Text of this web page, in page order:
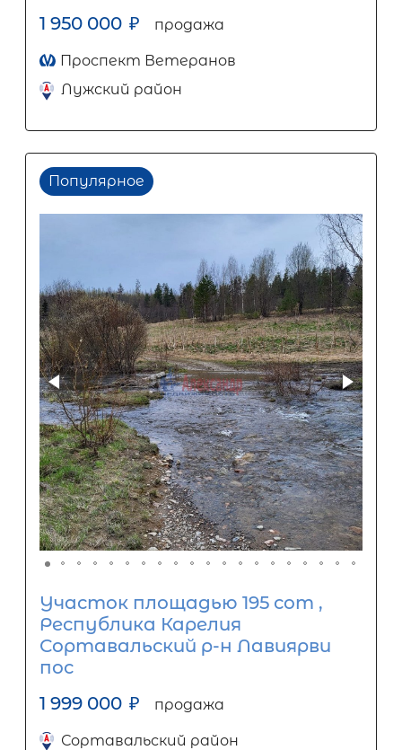
1 950 000 ₽ продажа
Проспект Ветеранов
Лужский район
Популярное
Участок площадью 195 сот ,
Республика Карелия
Сортавальский р-н Лавиярви
пос
1 999 000 ₽ продажа
Сортавальский район